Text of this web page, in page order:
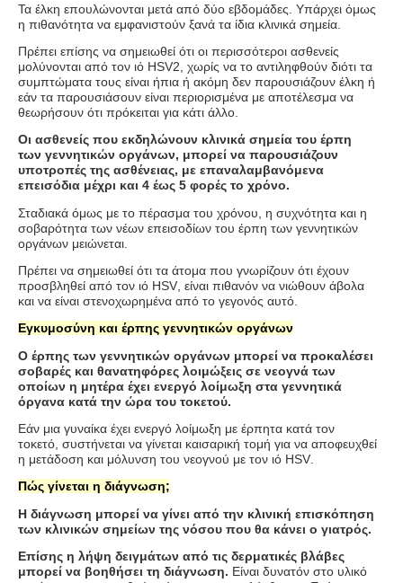
Τα έλκη επουλώνονται μετά από δύο εβδομάδες. Υπάρχει όμως
η πιθανότητα να εμφανιστούν ξανά τα ίδια κλινικά σημεία.
Πρέπει επίσης να σημειωθεί ότι οι περισσότεροι ασθενείς
μολύνονται από τον ιό HSV2, χωρίς να το αντιληφθούν διότι τα
συμπτώματα τους είναι ήπια ή ακόμη δεν παρουσιάζουν έλκη ή
εάν τα παρουσιάσουν είναι περιορισμένα με αποτέλεσμα να
θεωρήσουν ότι πρόκειται για κάτι άλλο.
Οι ασθενείς που εκδηλώνουν κλινικά σημεία του έρπη
των γεννητικών οργάνων, μπορεί να παρουσιάζουν
υποτροπές της ασθένειας, με επαναλαμβανόμενα
επεισόδια μέχρι και 4 έως 5 φορές το χρόνο.
Σταδιακά όμως με το πέρασμα του χρόνου, η συχνότητα και η
σοβαρότητα των νέων επεισοδίων του έρπη των γεννητικών
οργάνων μειώνεται.
Πρέπει να σημειωθεί ότι τα άτομα που γνωρίζουν ότι έχουν
προσβληθεί από τον ιό HSV , είναι πιθανόν να νιώθουν άβολα
και να είναι στενοχωρημένα από το γεγονός αυτό.
Εγκυμοσύνη και έρπης γεννητικών οργάνων
Ο έρπης των γεννητικών οργάνων μπορεί να προκαλέσει
σοβαρές και θανατηφόρες λοιμώξεις σε νεογνά των
οποίων η μητέρα έχει ενεργό λοίμωξη στα γεννητικά
όργανα κατά την ώρα του τοκετού.
Εάν μια γυναίκα έχει ενεργό λοίμωξη με έρπητα κατά τον
τοκετό, συστήνεται να γίνεται καισαρική τομή για να αποφευχθεί
η μετάδοση και μόλυνση του νεογνού με τον ιό HSV
Πώς γίνεται η διάγνωση;
Η διάγνωση μπορεί να γίνει από την κλινική επισκόπηση
των κλινικών σημείων της νόσου που θα κάνει ο γιατρός.
Επίσης η λήψη δειγμάτων από τις δερματικές βλάβες
μπορεί να βοηθήσει τη διάγνωση. Είναι δυνατόν στο υλικό